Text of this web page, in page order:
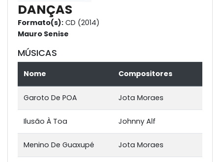
DANÇAS
Formato(s): CD (2014)
Mauro Senise
MÚSICAS
Nome Compositores
Garoto De POA Jota Moraes
Ilusão À Toa Johnny Alf
Menino De Guaxupé Jota Moraes